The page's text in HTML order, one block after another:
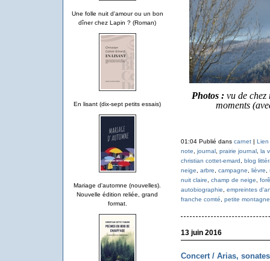
Une folle nuit d'amour ou un bon
dîner chez Lapin ? (Roman)
En lisant (dix-sept petits essais)
Mariage d'automne (nouvelles).
Nouvelle édition reliée, grand
format.
Photos : vu de chez
moments
01:04 Publié dans carnet| Lien
note
journal, prairie journal, la
christian cottet-emard
blog
neige
arbre campagne lièvre
nuit claire
champ de neige
autobiographie
empreintes
franche comté
petite montagne
13 juin 2016
Concert / Arias,